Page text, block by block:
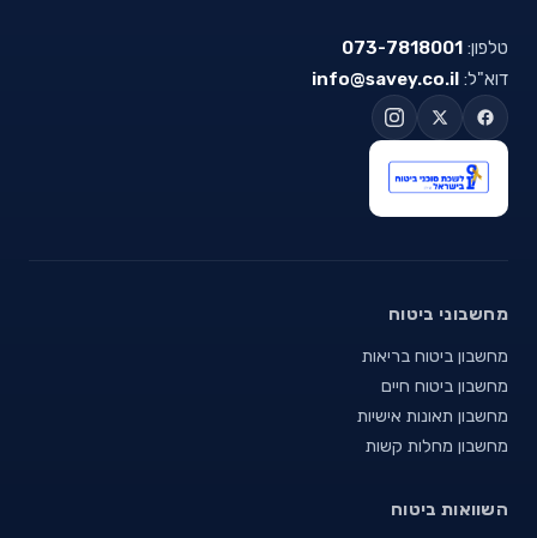
טלפון: 073-7818001
דוא"ל: info@savey.co.il
מחשבוני ביטוח
מחשבון ביטוח בריאות
מחשבון ביטוח חיים
מחשבון תאונות אישיות
מחשבון מחלות קשות
השוואות ביטוח